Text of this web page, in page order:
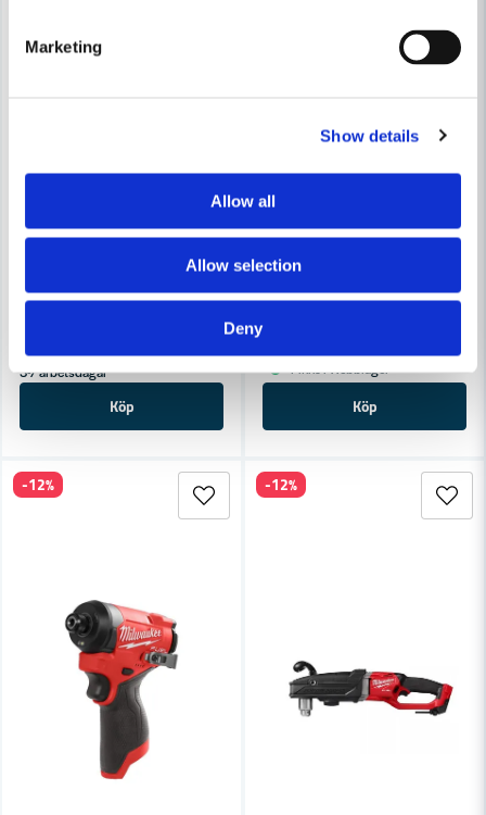
Marketing
Show details
Allow all
Allow selection
Deny
MILWAUKEE POWERTOOLS
Milwaukee M18 FID3-0X Slagskruvdragare 18V HD-BOX (utan
3-7 arbetsdagar
Köp
Milwaukee M12 FDD2-402X
Finns i Webblager
Köp
-12% -12%